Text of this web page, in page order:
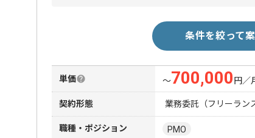
条件を絞って
単価 〜700,000 円／
契約形態 業務委託（フリーラン
職種・ポジション PMO